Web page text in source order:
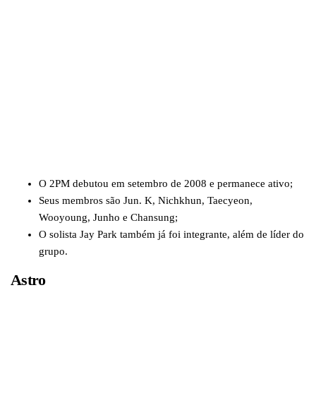
O 2PM debutou em setembro de 2008 e permanece ativo;
Seus membros são Jun. K, Nichkhun, Taecyeon,
Wooyoung, Junho e Chansung;
O solista Jay Park também já foi integrante, além de líder do
grupo.
Astro